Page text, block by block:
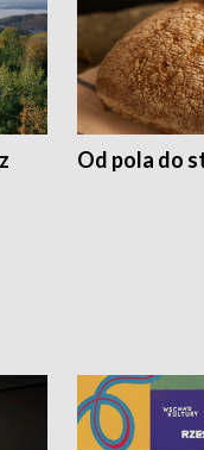
Od pola do